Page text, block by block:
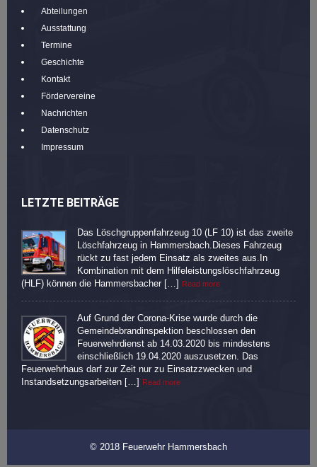
Abteilungen
Ausstattung
Termine
Geschichte
Kontakt
Fördervereine
Nachrichten
Datenschutz
Impressum
LETZTE BEITRÄGE
Das Löschgruppenfahrzeug 10 (LF 10) ist das zweite
Löschfahrzeug in Hammersbach.Dieses Fahrzeug
rückt zu fast jedem Einsatz als zweites aus.In
Kombination mit dem Hilfeleistungslöschfahrzeug
(HLF) können die Hammersbacher […] Read more
Auf Grund der Corona-Krise wurde durch die
Gemeindebrandinspektion beschlossen den
Feuerwehrdienst ab 14.03.2020 bis mindestens
einschließlich 19.04.2020 auszusetzen. Das
Feuerwehrhaus darf zur Zeit nur zu Einsatzzwecken und
Instandsetzungsarbeiten […] Read more
© 2018 Feuerwehr Hammersbach